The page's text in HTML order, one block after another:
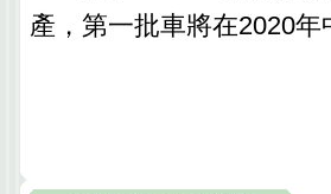
產，第一批車將在2020年